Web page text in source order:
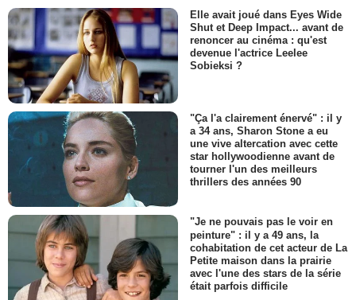
Elle avait joué dans Eyes Wide
Shut et Deep Impact... avant de
renoncer au cinéma : qu'est
devenue l'actrice Leelee
Sobieksi ?
"Ça l'a clairement énervé" : il y
a 34 ans, Sharon Stone a eu
une vive altercation avec cette
star hollywoodienne avant de
tourner l'un des meilleurs
thrillers des années 90
"Je ne pouvais pas le voir en
peinture" : il y a 49 ans, la
cohabitation de cet acteur de La
Petite maison dans la prairie
avec l'une des stars de la série
était parfois difficile